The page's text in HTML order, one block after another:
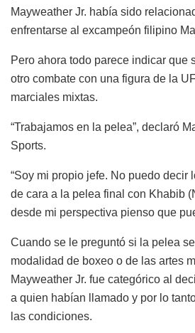
Mayweather Jr. había sido
enfrentarse al excampeón filipino
Pero ahora todo parece indicar que
otro combate con una figura de la
marciales mixtas.
“Trabajamos en la pelea”, declaró
Sports.
“Soy mi propio jefe. No puedo decir
de cara a la pelea final con Khabib
desde mi perspectiva pienso que
Cuando se le preguntó si la pelea
modalidad de boxeo o de las artes
Mayweather Jr. fue categórico al
a quien habían llamado y por lo
las condiciones.